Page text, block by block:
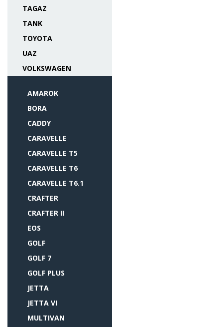
TAGAZ
TANK
TOYOTA
UAZ
VOLKSWAGEN
AMAROK
BORA
CADDY
CARAVELLE
CARAVELLE T5
CARAVELLE T6
CARAVELLE T6.1
CRAFTER
CRAFTER II
EOS
GOLF
GOLF 7
GOLF PLUS
JETTA
JETTA VI
MULTIVAN